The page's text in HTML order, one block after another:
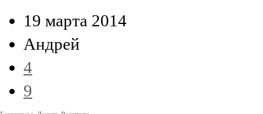
19 марта 2014
Андрей
4
9